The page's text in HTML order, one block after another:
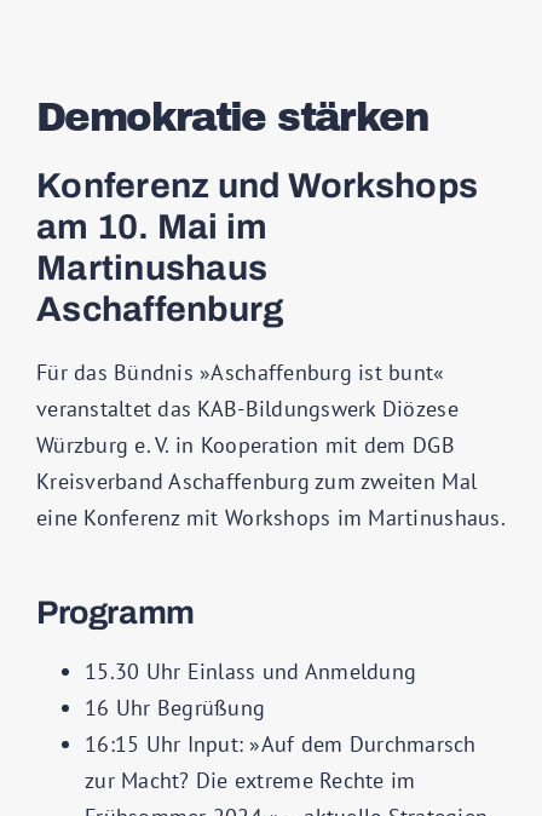
Demokratie stärken
Konferenz und Workshops
am 10. Mai im
Martinushaus
Aschaffenburg
Für das Bündnis »Aschaffenburg ist bunt«
veranstaltet das KAB-Bildungswerk Diözese
Würzburg e. V. in Kooperation mit dem DGB
Kreisverband Aschaffenburg zum zweiten Mal
eine Konferenz mit Workshops im Martinushaus.
Programm
15.30 Uhr Einlass und Anmeldung
16 Uhr Begrüßung
16:15 Uhr Input: »Auf dem Durchmarsch
zur Macht? Die extreme Rechte im